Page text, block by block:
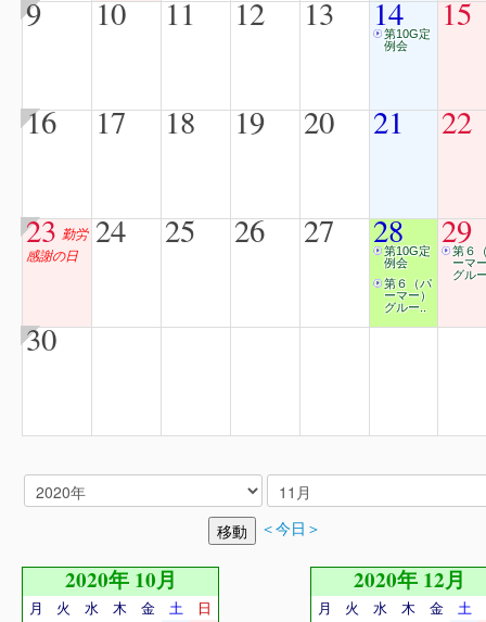
9 10 11 12 13 14
第10G定
例会
15
16 17 18 19 20 21 22
23 勤労
感謝の日
24 25 26 27 28
第10G定
例会
第６（パ
ーマー）
グルー..
29
第６
ーマ
グル
30
＜今日＞
2020年 10月
月 火 水 木 金 土
日
2020年 12月
月 火 水 木 金 土